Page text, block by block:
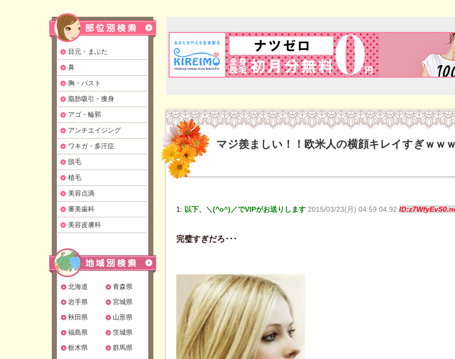
目元・まぶた
鼻
胸・バスト
脂肪吸引・痩身
アゴ・輪郭
アンチエイジング
ワキガ・多汗症
脱毛
植毛
美容点滴
審美歯科
美容皮膚科
北海道
青森県
岩手県
宮城県
秋田県
山形県
福島県
茨城県
栃木県
群馬県
マジ羨ましい！！欧米人の横顔キレイすぎｗｗ
1: 以下、＼(^o^)／でVIPがお送りします 2015/03/23(月) 04:59:04.92
完璧すぎだろ･･･